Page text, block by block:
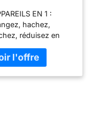
Mixer,
Max, Hacher,
Purée,
Cruche
Tasse 700ml,
lavables au
vaisselle,
EN 1 :
hachez,
réduisez en
programmes
à touche
combinent des